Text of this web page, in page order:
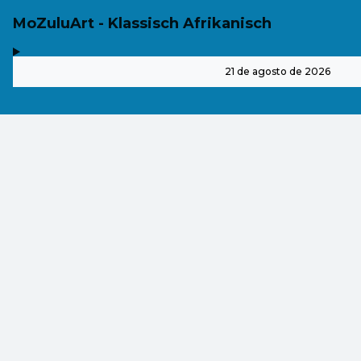
MoZuluArt - Klassisch Afrikanisch
21 de agosto de 2026